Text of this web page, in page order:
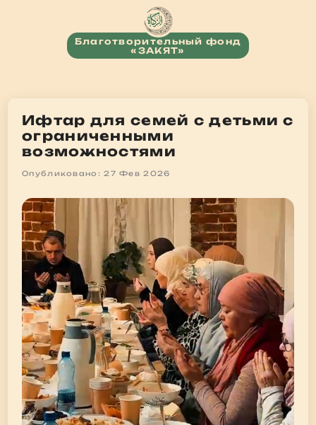
Благотворительный фонд
«ЗАКЯТ»
Ифтар для семей с детьми с
ограниченными
возможностями
Опубликовано: 27 Фев 2026